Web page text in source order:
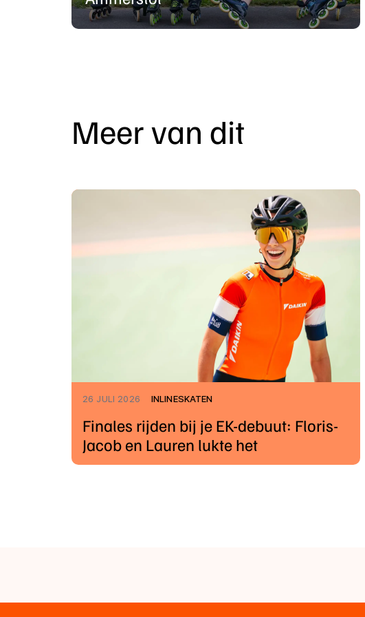
Meer van dit
26 JULI 2026 INLINESKATEN
Finales rijden bij je EK-debuut: Floris-
Jacob en Lauren lukte het